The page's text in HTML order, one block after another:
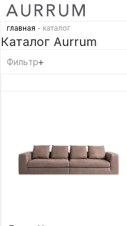
главная - каталог
Каталог Aurrum
Фильтр